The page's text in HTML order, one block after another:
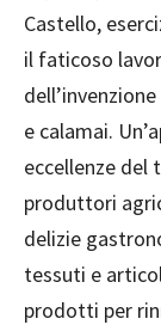
Castello,
il faticoso
e calamai.
eccellenze
produttori
delizie
tessuti e
prodotti per